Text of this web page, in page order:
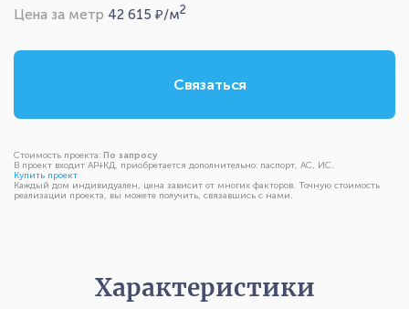
Цена за метр 42 615 ₽/м2
Связаться
Стоимость проекта: По запросу
В проект входит АР+КД, приобретается дополнительно: паспорт, АС, ИС.
Купить проект
Каждый дом индивидуален, цена зависит от многих факторов. Точную стоимость
реализации проекта, вы можете получить, связавшись с нами.
Характеристики